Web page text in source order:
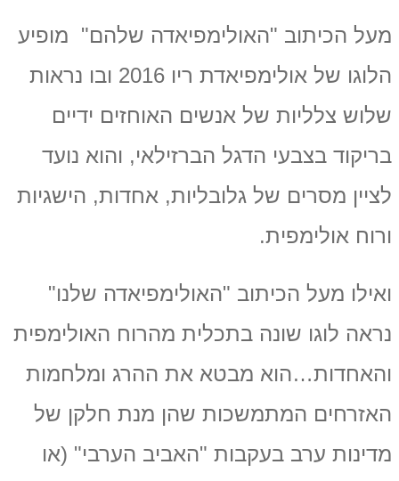
מעל הכיתוב "האולימפיאדה שלהם" מופיע
הלוגו של אולימפיאדת ריו 2016 ובו נראות
שלוש צלליות של אנשים האוחזים ידיים
בריקוד בצבעי הדגל הברזילאי, והוא נועד
לציין מסרים של גלובליות, אחדות, הישגיות
ורוח אולימפית.
ואילו מעל הכיתוב "האולימפיאדה שלנו"
נראה לוגו שונה בתכלית מהרוח האולימפית
והאחדות…הוא מבטא את ההרג ומלחמות
האזרחים המתמשכות שהן מנת חלקן של
מדינות ערב בעקבות "האביב הערבי" (או